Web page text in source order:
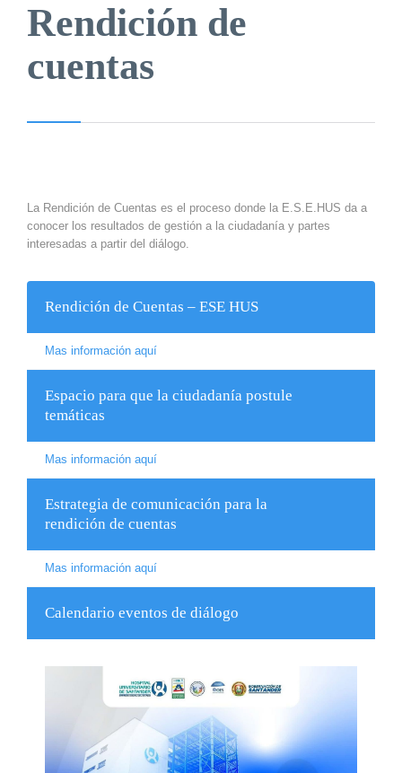
Rendición de
cuentas
La Rendición de Cuentas es el proceso donde la E.S.E.HUS da a
conocer los resultados de gestión a la ciudadanía y partes
interesadas a partir del diálogo.
Rendición de Cuentas – ESE HUS
Mas información aquí
Espacio para que la ciudadanía postule
temáticas
Mas información aquí
Estrategia de comunicación para la
rendición de cuentas
Mas información aquí
Calendario eventos de diálogo